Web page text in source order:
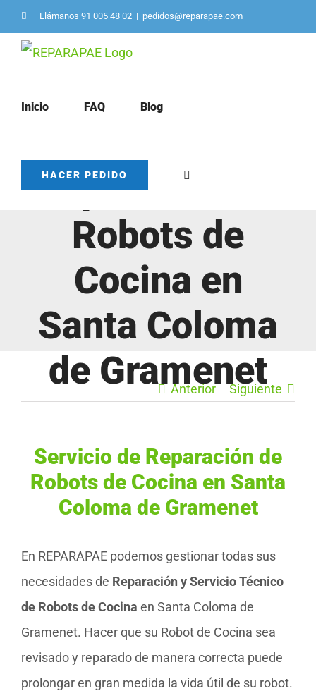
Saltar
al
Llámanos 91 005 48 02 | pedidos@reparapae.com
Inicio FAQ Blog
HACER PEDIDO
Reparación de
Robots de
Cocina en
Santa Coloma
de Gramenet
Anterior Siguiente
Servicio de Reparación de
Robots de Cocina en Santa
Coloma de Gramenet
En REPARAPAE podemos gestionar todas sus
necesidades de Reparación y Servicio Técnico
de Robots de Cocina en Santa Coloma de
Gramenet. Hacer que su Robot de Cocina sea
revisado y reparado de manera correcta puede
prolongar en gran medida la vida útil de su robot.